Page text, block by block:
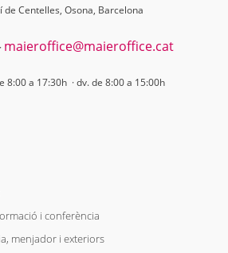
de Centelles, Osona, Barcelona
maieroffice@maieroffice.cat
8:00 a 17:30h · dv. de 8:00 a 15:00h
i conferència
menjador i exteriors